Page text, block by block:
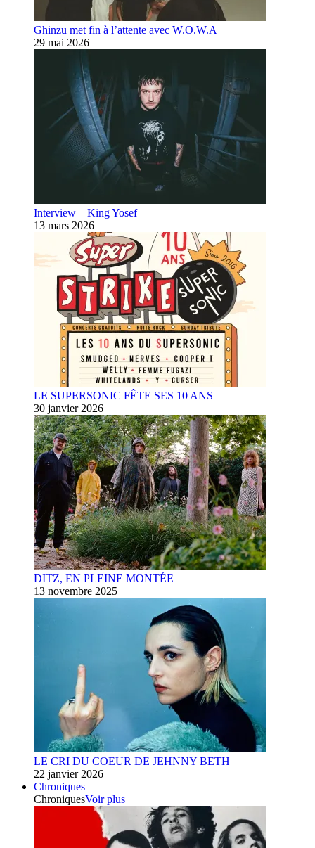
Ghinzu met fin à l’attente avec W.O.W.A
29 mai 2026
Interview – King Yosef
13 mars 2026
LE SUPERSONIC FÊTE SES 10 ANS
30 janvier 2026
DITZ, EN PLEINE MONTÉE
13 novembre 2025
LE CRI DU COEUR DE JEHNNY BETH
22 janvier 2026
Chroniques
ChroniquesVoir plus